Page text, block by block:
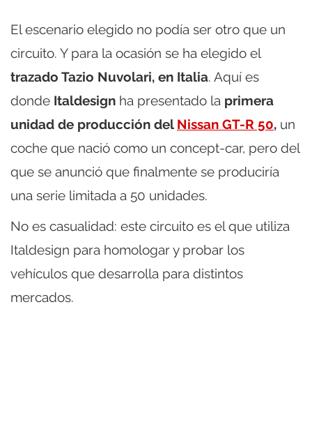
El escenario elegido no podía ser otro que un
circuito. Y para la ocasión se ha elegido el
trazado Tazio Nuvolari, en Italia. Aquí es
donde Italdesign ha presentado la primera
unidad de producción del Nissan GT-R 50, un
coche que nació como un concept-car, pero del
que se anunció que finalmente se produciría
una serie limitada a 50 unidades.
No es casualidad: este circuito es el que utiliza
Italdesign para homologar y probar los
vehículos que desarrolla para distintos
mercados.